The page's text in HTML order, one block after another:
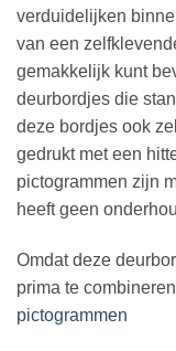
verduidelijken
van een
gemakkelijk kunt
deurbordjes die
deze bordjes ook
gedrukt met een
pictogrammen zijn
heeft geen
Omdat deze
prima te
pictogrammen